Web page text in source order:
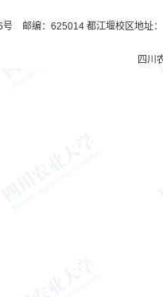
号 邮编：625014 都江堰校区地址
四川